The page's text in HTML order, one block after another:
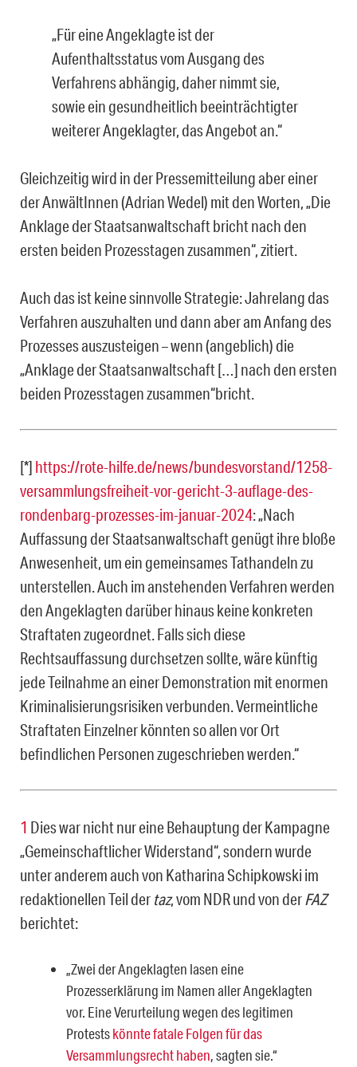
„Für eine Angeklagte ist der
Aufenthaltsstatus vom Ausgang des
Verfahrens abhängig, daher nimmt sie,
sowie ein gesundheitlich beeinträchtigter
weiterer Angeklagter, das Angebot an.“
Gleichzeitig wird in der Pressemitteilung aber einer
der AnwältInnen (Adrian Wedel) mit den Worten, „Die
Anklage der Staatsanwaltschaft bricht nach den
ersten beiden Prozesstagen zusammen“, zitiert.
Auch das ist keine sinnvolle Strategie: Jahrelang das
Verfahren auszuhalten und dann aber am Anfang des
Prozesses auszusteigen – wenn (angeblich) die
„Anklage der Staatsanwaltschaft […] nach den ersten
beiden Prozesstagen zusammen“bricht.
[*] https://rote-hilfe.de/news/bundesvorstand/1258-
versammlungsfreiheit-vor-gericht-3-auflage-des-
rondenbarg-prozesses-im-januar-2024: „Nach
Auffassung der Staatsanwaltschaft genügt ihre bloße
Anwesenheit, um ein gemeinsames Tathandeln zu
unterstellen. Auch im anstehenden Verfahren werden
den Angeklagten darüber hinaus keine konkreten
Straftaten zugeordnet. Falls sich diese
Rechtsauffassung durchsetzen sollte, wäre künftig
jede Teilnahme an einer Demonstration mit enormen
Kriminalisierungsrisiken verbunden. Vermeintliche
Straftaten Einzelner könnten so allen vor Ort
befindlichen Personen zugeschrieben werden.“
1 Dies war nicht nur eine Behauptung der Kampagne
„Gemeinschaftlicher Widerstand“, sondern wurde
unter ande­rem auch von Katharina Schipkowski im
redaktionellen Teil der taz, vom NDR und von derFAZ
berichtet:
„Zwei der Angeklagten lasen eine
Prozesserklärung im Namen aller Angeklagten
vor. Eine Verurteilung we­gen des legitimen
Protestskönnte fatale Folgen für das
Versammlungsrecht haben, sagten sie.“